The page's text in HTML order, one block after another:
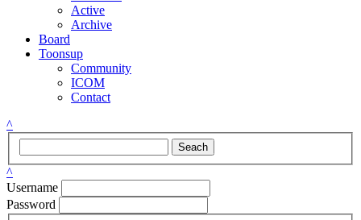
Active
Archive
Board
Toonsup
Community
ICOM
Contact
^
Seach
^
Username
Password